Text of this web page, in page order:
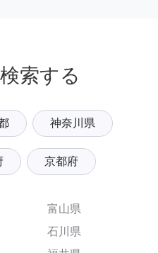
索する
神奈川県
京都府
富山県
石川県